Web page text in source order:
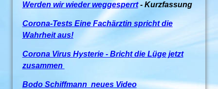
Werden wir wieder weggesperrt- Kurzfassung
Corona-Tests Eine Fachärztin spricht die
Wahrheit aus!
Corona Virus Hysterie - Bricht die Lüge jetzt
zusammen
Bodo Schiffmann neues Video